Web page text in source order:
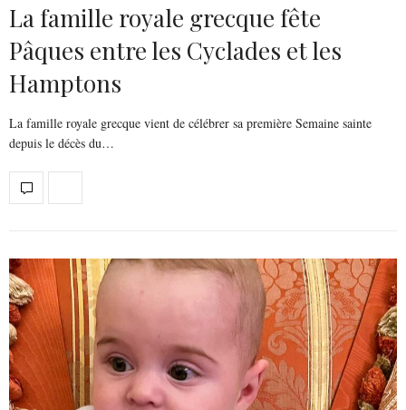
La famille royale grecque fête
Pâques entre les Cyclades et les
Hamptons
La famille royale grecque vient de célébrer sa première Semaine sainte
depuis le décès du…